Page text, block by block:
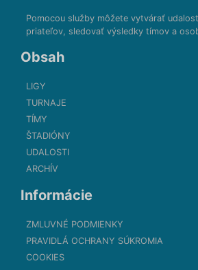
Pomocou služby môžete vytvárať
priateľov, sledovať výsledky tímov a
Obsah
LIGY
TURNAJE
TÍMY
ŠTADIÓNY
UDALOSTI
ARCHÍV
Informácie
ZMLUVNÉ PODMIENKY
PRAVIDLÁ OCHRANY SÚKROMIA
COOKIES